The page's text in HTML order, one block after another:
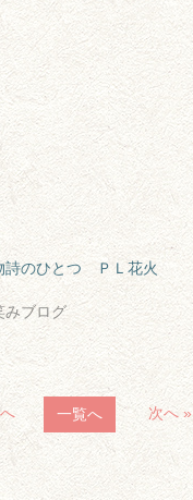
のひとつ ＰＬ花火
みブログ
一覧へ 次へ »